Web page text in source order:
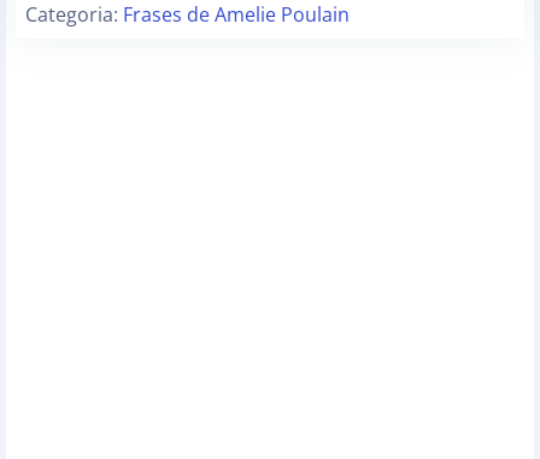
Categoria: Frases de Amelie Poulain